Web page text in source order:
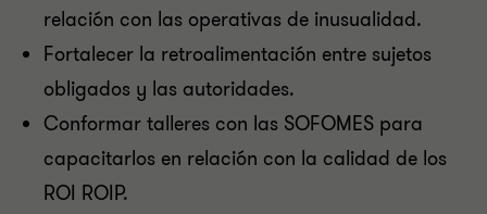
relación con las operativas de inusualidad.
Fortalecer la retroalimentación entre sujetos
obligados y las autoridades.
Conformar talleres con las SOFOMES para
capacitarlos en relación con la calidad de los
ROI ROIP.